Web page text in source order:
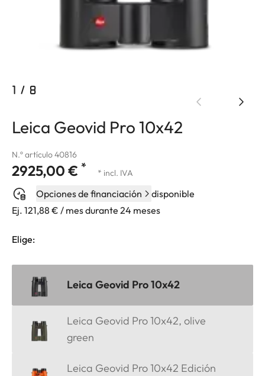
1 / 8
Leica Geovid Pro 10x42
N.º artículo 40816
2925,00 € * * incl. IVA
Opciones de financiación
disponible
Ej. 121,88 € / mes durante 24 meses
Elige:
Leica Geovid Pro 10x42
Leica Geovid Pro 10x42, olive
green
Leica Geovid Pro 10x42 Edición